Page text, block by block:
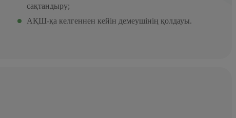
сақтандыру;
АҚШ-қа келгеннен кейін демеушінің қолдауы.